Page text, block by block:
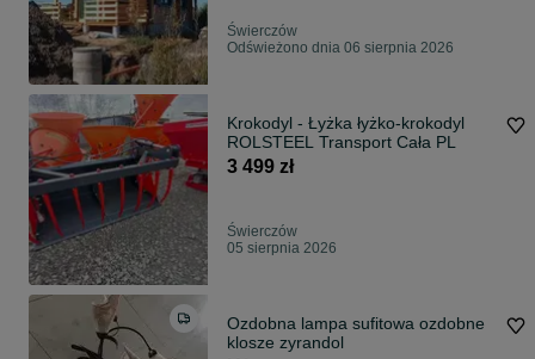
Świerczów
Odświeżono dnia 06 sierpnia 2026
Krokodyl - Łyżka łyżko-krokodyl
ROLSTEEL Transport Cała PL
3 499 zł
Świerczów
05 sierpnia 2026
Ozdobna lampa sufitowa ozdobne
klosze zyrandol